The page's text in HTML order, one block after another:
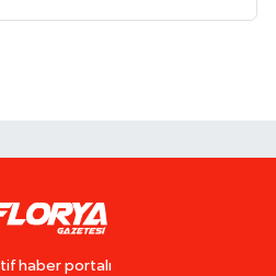
haber portalı